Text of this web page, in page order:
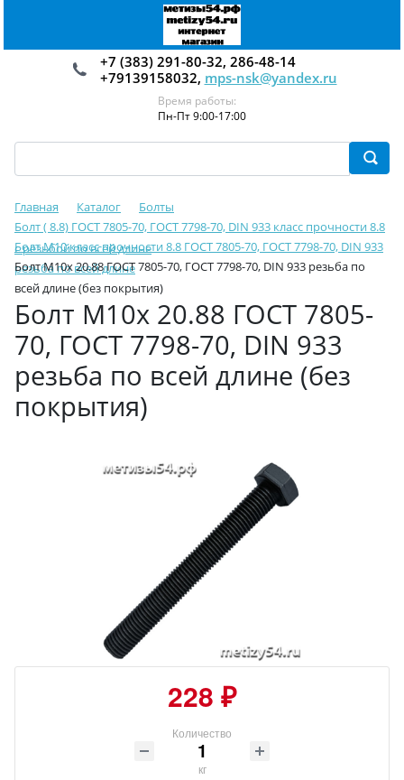
+7 (383) 291-80-32, 286-48-14
+79139158032, mps-nsk@yandex.ru
Время работы:
Пн-Пт 9:00-17:00
Главная Каталог
Болты
Болт ( 8.8) ГОСТ 7805-70, ГОСТ 7798-70, DIN 933 класс прочности 8.8
с резьбой по всей длине
Болт М10 класс прочности 8.8 ГОСТ 7805-70, ГОСТ 7798-70, DIN 933
резьба по всей длине
Болт М10х 20.88 ГОСТ 7805-70, ГОСТ 7798-70, DIN 933 резьба по
всей длине (без покрытия)
Болт М10х 20.88 ГОСТ 7805-
70, ГОСТ 7798-70, DIN 933
резьба по всей длине (без
покрытия)
228 ₽
Количество
кг